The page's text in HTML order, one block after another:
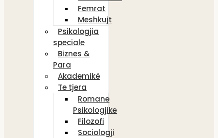
Femrat
Meshkujt
Psikologjia
speciale
Biznes &
Para
Akademikë
Te tjera
Romane
Psikologjike
Filozofi
Sociologji